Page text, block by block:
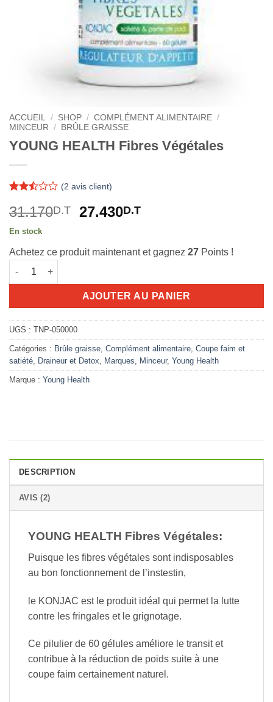
ACCUEIL / SHOP / COMPLÉMENT ALIMENTAIRE /
MINCEUR
/ BRÛLE GRAISSE
YOUNG HEALTH Fibres Végétales
2.5
sur 5
basé
notations
client
(2 avis client)
31.170D.T
Le
était :
27.430D.TLe
est :
En stock
Achetez ce produit maintenant et gagnez 27 Points !
quantité de YOUNG HEALTH Fibres Végétales
AJOUTER AU PANIER
UGS : TNP-050000
Catégories : Brûle graisse, Complément alimentaire, Coupe faim et
satiété, Draineur et Detox, Marques, Minceur, Young Health
Marque : Young Health
DESCRIPTION
AVIS (2)
YOUNG HEALTH Fibres Végétales:
Puisque les fibres végétales sont indisposables
au bon fonctionnement de l’instestin,
le KONJAC est le produit idéal qui permet la lutte
contre les fringales et le grignotage.
Ce pilulier de 60 gélules améliore le transit et
contribue à la réduction de poids suite à une
coupe faim certainement naturel.